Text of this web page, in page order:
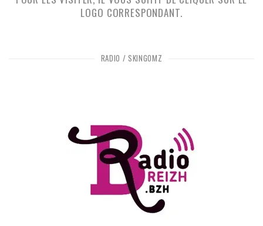
LOGO CORRESPONDANT.
RADIO / SKINGOMZ